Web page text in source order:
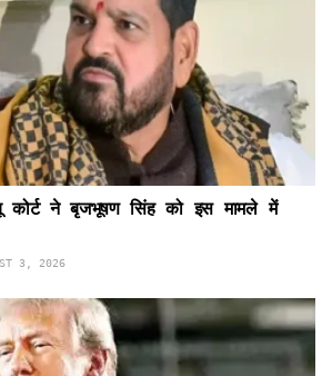
कोर्ट ने बृजभूषण सिंह को इस मामले में
3, 2026